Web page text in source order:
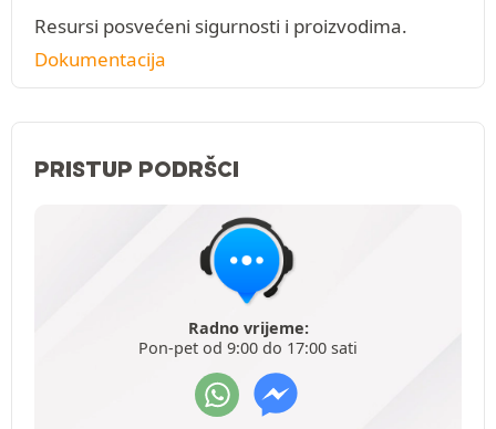
Resursi posvećeni sigurnosti i proizvodima.
Dokumentacija
PRISTUP PODRŠCI
Radno vrijeme:
Pon-pet od 9:00 do 17:00 sati